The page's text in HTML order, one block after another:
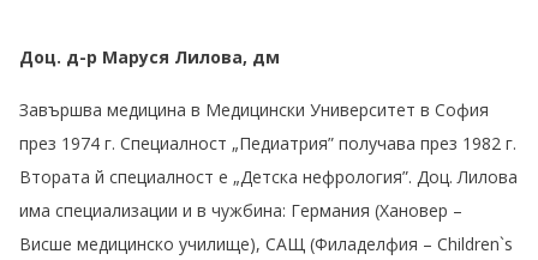
Доц. д-р Маруся Лилова, дм
Завършва медицина в Медицински Университет в София
през 1974 г. Специалност „Педиатрия” получава през 1982 г.
Втората й специалност е „Детска нефрология”. Доц. Лилова
има специализации и в чужбина: Германия (Хановер –
Висше медицинско училище), САЩ (Филаделфия – Children`s